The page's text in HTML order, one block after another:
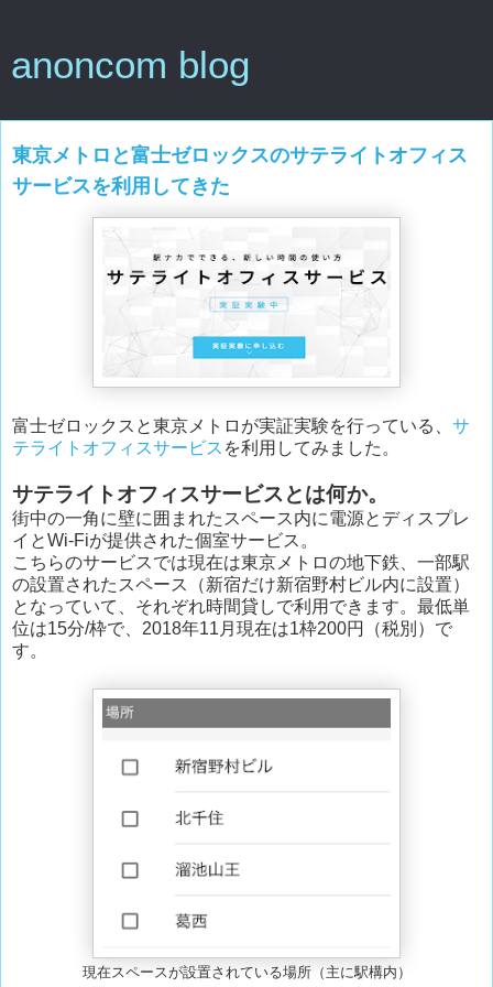
anoncom blog
東京メトロと富士ゼロックスのサテライトオフィス
サービスを利用してきた
富士ゼロックスと東京メトロが実証実験を行っている、 サ
テライトオフィスサービス を利用してみました。
サテライトオフィスサービスとは何か。
街中の一角に壁に囲まれたスペース内に電源とディスプレ
イとWi-Fiが提供された個室サービス。
こちらのサービスでは現在は東京メトロの地下鉄、一部駅
の設置されたスペース（新宿だけ新宿野村ビル内に設置）
となっていて、それぞれ時間貸しで利用できます。最低単
位は15分/枠で、2018年11月現在は1枠200円（税別）で
す。
現在スペースが設置されている場所（主に駅構内）